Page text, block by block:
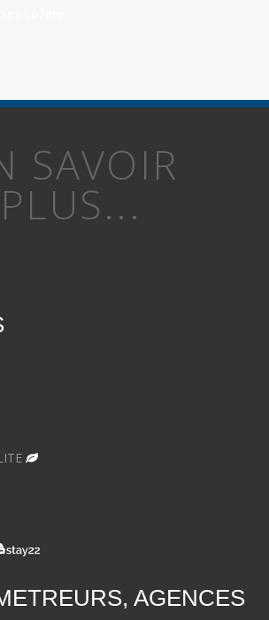
SAVOIR
PLUS...
AGENCES